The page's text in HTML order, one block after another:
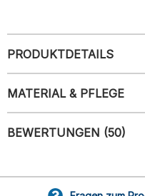
PRODUKTDETAILS
MATERIAL & PFLEGE
BEWERTUNGEN (50)